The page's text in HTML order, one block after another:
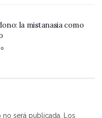
la mistanasia como
0
será publicada.
Los